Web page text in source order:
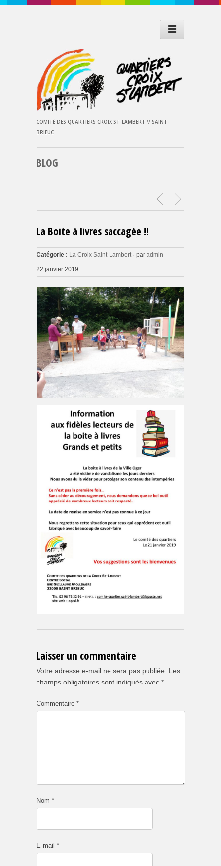
COMITÉ DES QUARTIERS CROIX ST-LAMBERT // SAINT-
BRIEUC
BLOG
La Boite à livres saccagée !!
Catégorie : La Croix Saint-Lambert· par admin
22 janvier 2019
Laisser un commentaire
Votre adresse e-mail ne sera pas publiée. Les
champs obligatoires sont indiqués avec *
Commentaire *
Nom *
E-mail *